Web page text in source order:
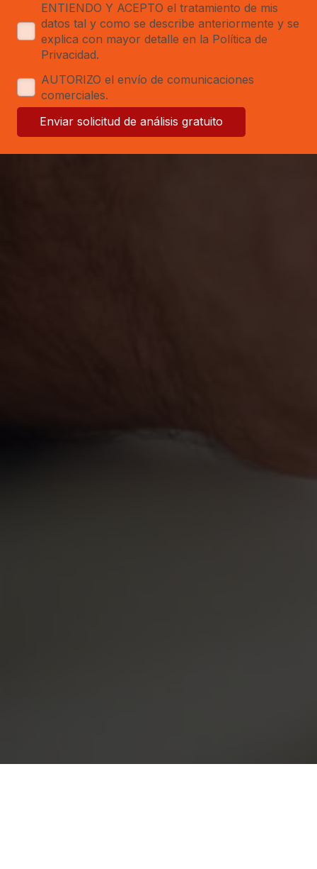
ENTIENDO Y ACEPTO el tratamiento de mis
datos tal y como se describe anteriormente y se
explica con mayor detalle en la Política de
Privacidad.
AUTORIZO el envío de comunicaciones
comerciales.